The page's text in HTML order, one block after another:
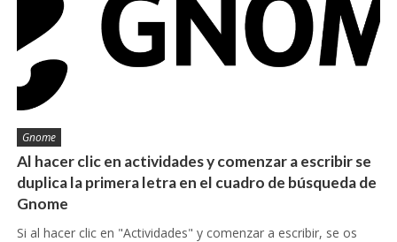
Gnome
Al hacer clic en actividades y comenzar a escribir se
duplica la primera letra en el cuadro de búsqueda de
Gnome
Si al hacer clic en "Actividades" y comenzar a escribir, se os